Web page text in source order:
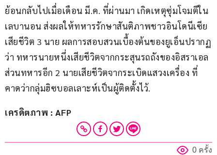
ย้อนกลับไปเมื่อเดือน มี.ค. ที่ผ่านมา เกิดเหตุซุ่มโจมตีใน
เลบานอน ส่งผลให้ทหารรักษาสันติภาพชาวอินโดนีเซีย
เสียชีวิต 3 นาย ผลการสอบสวนเบื้องต้นของยูเอ็นปรากฏ
ว่า ทหารนายหนึ่งเสียชีวิตจากกระสุนรถถังของอิสราเอล
ส่วนทหารอีก 2 นายเสียชีวิตจากระเบิดแสวงเครื่อง ที่
คาดว่ากลุ่มฮิซบอลเลาะห์เป็นผู้ติดตั้งไว้.
เครดิตภาพ : AFP
0 ครั้ง